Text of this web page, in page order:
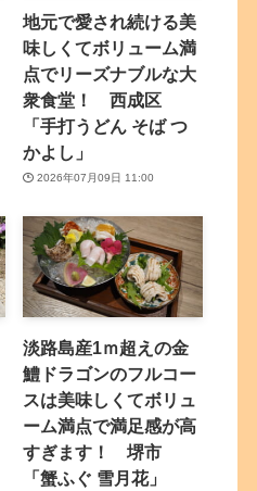
地元で愛され続ける美
味しくてボリューム満
点でリーズナブルな大
衆食堂！ 西成区
「手打うどん そば つ
かよし」
2026年07月09日 11:00
淡路島産1ｍ超えの金
鱧ドラゴンのフルコー
スは美味しくてボリュ
ーム満点で満足感が高
すぎます！ 堺市
「蟹ふぐ 雪月花」